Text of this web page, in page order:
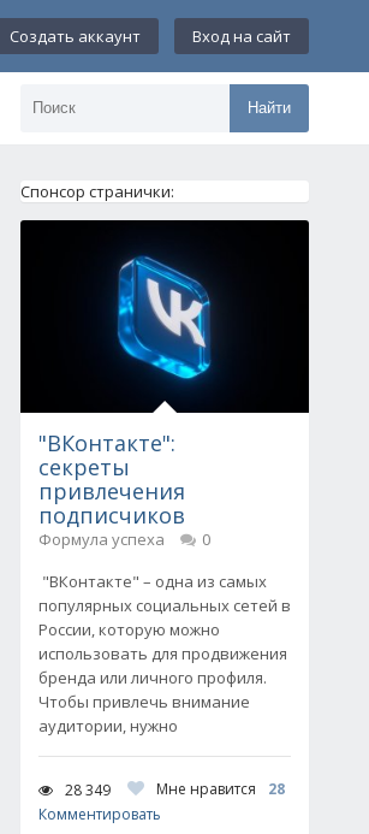
Создать аккаунт Вход на сайт
Найти
Спонсор странички:
"ВКонтакте":
секреты
привлечения
подписчиков
Формула успеха
0
"ВКонтакте" – одна из самых
популярных социальных сетей в
России, которую можно
использовать для продвижения
бренда или личного профиля.
Чтобы привлечь внимание
аудитории, нужно
28 349 Мне нравится
28
Комментировать